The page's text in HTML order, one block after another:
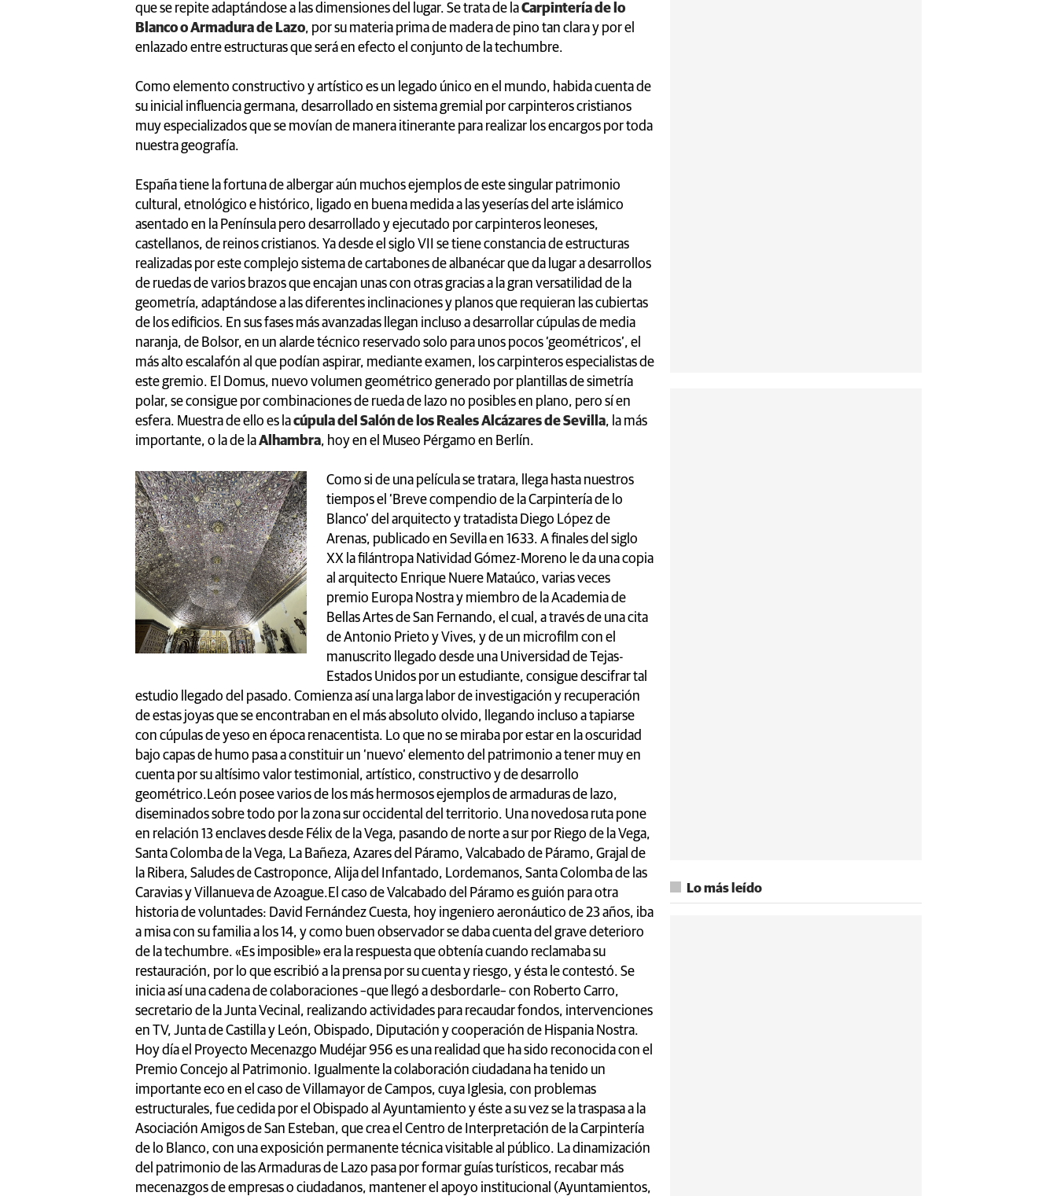
que se repite adaptándose a las dimensiones del lugar. Se trata de laCarpintería de lo
Blanco o Armadura de Lazo, por su materia prima de madera de pino tan clara y por el
enlazado entre estructuras que será en efecto el conjunto de la techumbre.
Como elemento constructivo y artístico es un legado único en el mundo, habida cuenta de
su inicial influencia germana, desarrollado en sistema gremial por carpinteros cristianos
muy especializados que se movían de manera itinerante para realizar los encargos por toda
nuestra geografía.
España tiene la fortuna de albergar aún muchos ejemplos de este singular patrimonio
cultural, etnológico e histórico, ligado en buena medida a las yeserías del arte islámico
asentado en la Península pero desarrollado y ejecutado por carpinteros leoneses,
castellanos, de reinos cristianos. Ya desde el siglo VII se tiene constancia de estructuras
realizadas por este complejo sistema de cartabones de albanécar que da lugar a desarrollos
de ruedas de varios brazos que encajan unas con otras gracias a la gran versatilidad de la
geometría, adaptándose a las diferentes inclinaciones y planos que requieran las cubiertas
de los edificios. En sus fases más avanzadas llegan incluso a desarrollar cúpulas de media
naranja, de Bolsor, en un alarde técnico reservado solo para unos pocos ‘geométricos’, el
más alto escalafón al que podían aspirar, mediante examen, los carpinteros especialistas de
este gremio. El Domus, nuevo volumen geométrico generado por plantillas de simetría
polar, se consigue por combinaciones de rueda de lazo no posibles en plano, pero sí en
esfera. Muestra de ello es lacúpula del Salón de los RealesAlcázares de Sevilla, la más
importante, o la de laAlhambra, hoy en el Museo Pérgamo en Berlín.
Como si de una película se tratara, llega hasta nuestros
tiempos el ‘Breve compendio de la Carpintería de lo
Blanco’ del arquitecto y tratadista Diego López de
Arenas, publicado en Sevilla en 1633. A finales del siglo
XX la filántropa Natividad Gómez-Moreno le da una copia
al arquitecto Enrique Nuere Mataúco, varias veces
premio Europa Nostra y miembro de la Academia de
Bellas Artes de San Fernando, el cual, a través de una cita
de Antonio Prieto y Vives, y de un microfilm con el
manuscrito llegado desde una Universidad de Tejas-
Estados Unidos por un estudiante, consigue descifrar tal
estudio llegado del pasado. Comienza así una larga labor de investigación y recuperación
de estas joyas que se encontraban en el más absoluto olvido, llegando incluso a tapiarse
con cúpulas de yeso en época renacentista. Lo que no se miraba por estar en la oscuridad
bajo capas de humo pasa a constituir un ‘nuevo’ elemento del patrimonio a tener muy en
cuenta por su altísimo valor testimonial, artístico, constructivo y de desarrollo
geométrico.León posee varios de los más hermosos ejemplos de armaduras de lazo,
diseminados sobre todo por la zona sur occidental del territorio. Una novedosa ruta pone
en relación 13 enclaves desde Félix de la Vega, pasando de norte a sur por Riego de la Vega,
Santa Colomba de la Vega, La Bañeza, Azares del Páramo, Valcabado de Páramo, Grajal de
la Ribera, Saludes de Castroponce, Alija del Infantado, Lordemanos, Santa Colomba de las
Caravias y Villanueva de Azoague.El caso de Valcabado del Páramo es guión para otra
historia de voluntades: David Fernández Cuesta, hoy ingeniero aeronáutico de 23 años, iba
a misa con su familia a los 14, y como buen observador se daba cuenta del grave deterioro
de la techumbre. «Es imposible» era la respuesta que obtenía cuando reclamaba su
restauración, por lo que escribió a la prensa por su cuenta y riesgo, y ésta le contestó. Se
inicia así una cadena de colaboraciones –que llegó a desbordarle– con Roberto Carro,
secretario de la Junta Vecinal, realizando actividades para recaudar fondos, intervenciones
en TV, Junta de Castilla y León, Obispado, Diputación y cooperación de Hispania Nostra.
Hoy día el Proyecto Mecenazgo Mudéjar 956 es una realidad que ha sido reconocida con el
Premio Concejo al Patrimonio. Igualmente la colaboración ciudadana ha tenido un
importante eco en el caso de Villamayor de Campos, cuya Iglesia, con problemas
estructurales, fue cedida por el Obispado al Ayuntamiento y éste a su vez se la traspasa a la
Asociación Amigos de San Esteban, que crea el Centro de Interpretación de la Carpintería
de lo Blanco, con una exposición permanente técnica visitable al público. La dinamización
del patrimonio de las Armaduras de Lazo pasa por formar guías turísticos, recabar más
mecenazgos de empresas o ciudadanos, mantener el apoyo institucional (Ayuntamientos,
Lo más leído